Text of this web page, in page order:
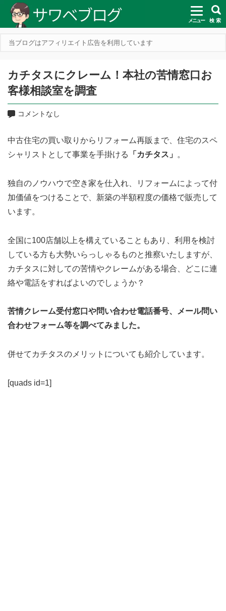
メニュー 検 索
当ブログはアフィリエイト広告を利用しています
カチタスにクレーム！本社の苦情窓口お
客様相談室を調査
コメントなし
中古住宅の買い取りからリフォーム再販まで、住宅のスペ
シャリストとして事業を手掛ける
「カチタス」 。
独自のノウハウで空き家を仕入れ、リフォームによって付
加価値をつけることで、新築の半額程度の価格で販売して
います。
全国に100店舗以上を構えていることもあり、利用を検討
している方も大勢いらっしゃるものと推察いたしますが、
カチタスに対しての苦情やクレームがある場合、どこに連
絡や電話をすればよいのでしょうか？
苦情クレーム受付窓口や問い合わせ電話番号、メール問い
合わせフォーム等を調べてみました。
併せてカチタスのメリットについても紹介しています。
[quads id=1]